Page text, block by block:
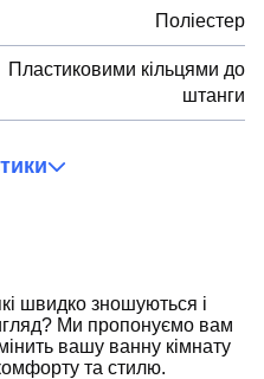
Поліестер
Пластиковими кільцями до
штанги
швидко зношуються і
Ми пропонуємо вам
вашу ванну кімнату
та стилю.